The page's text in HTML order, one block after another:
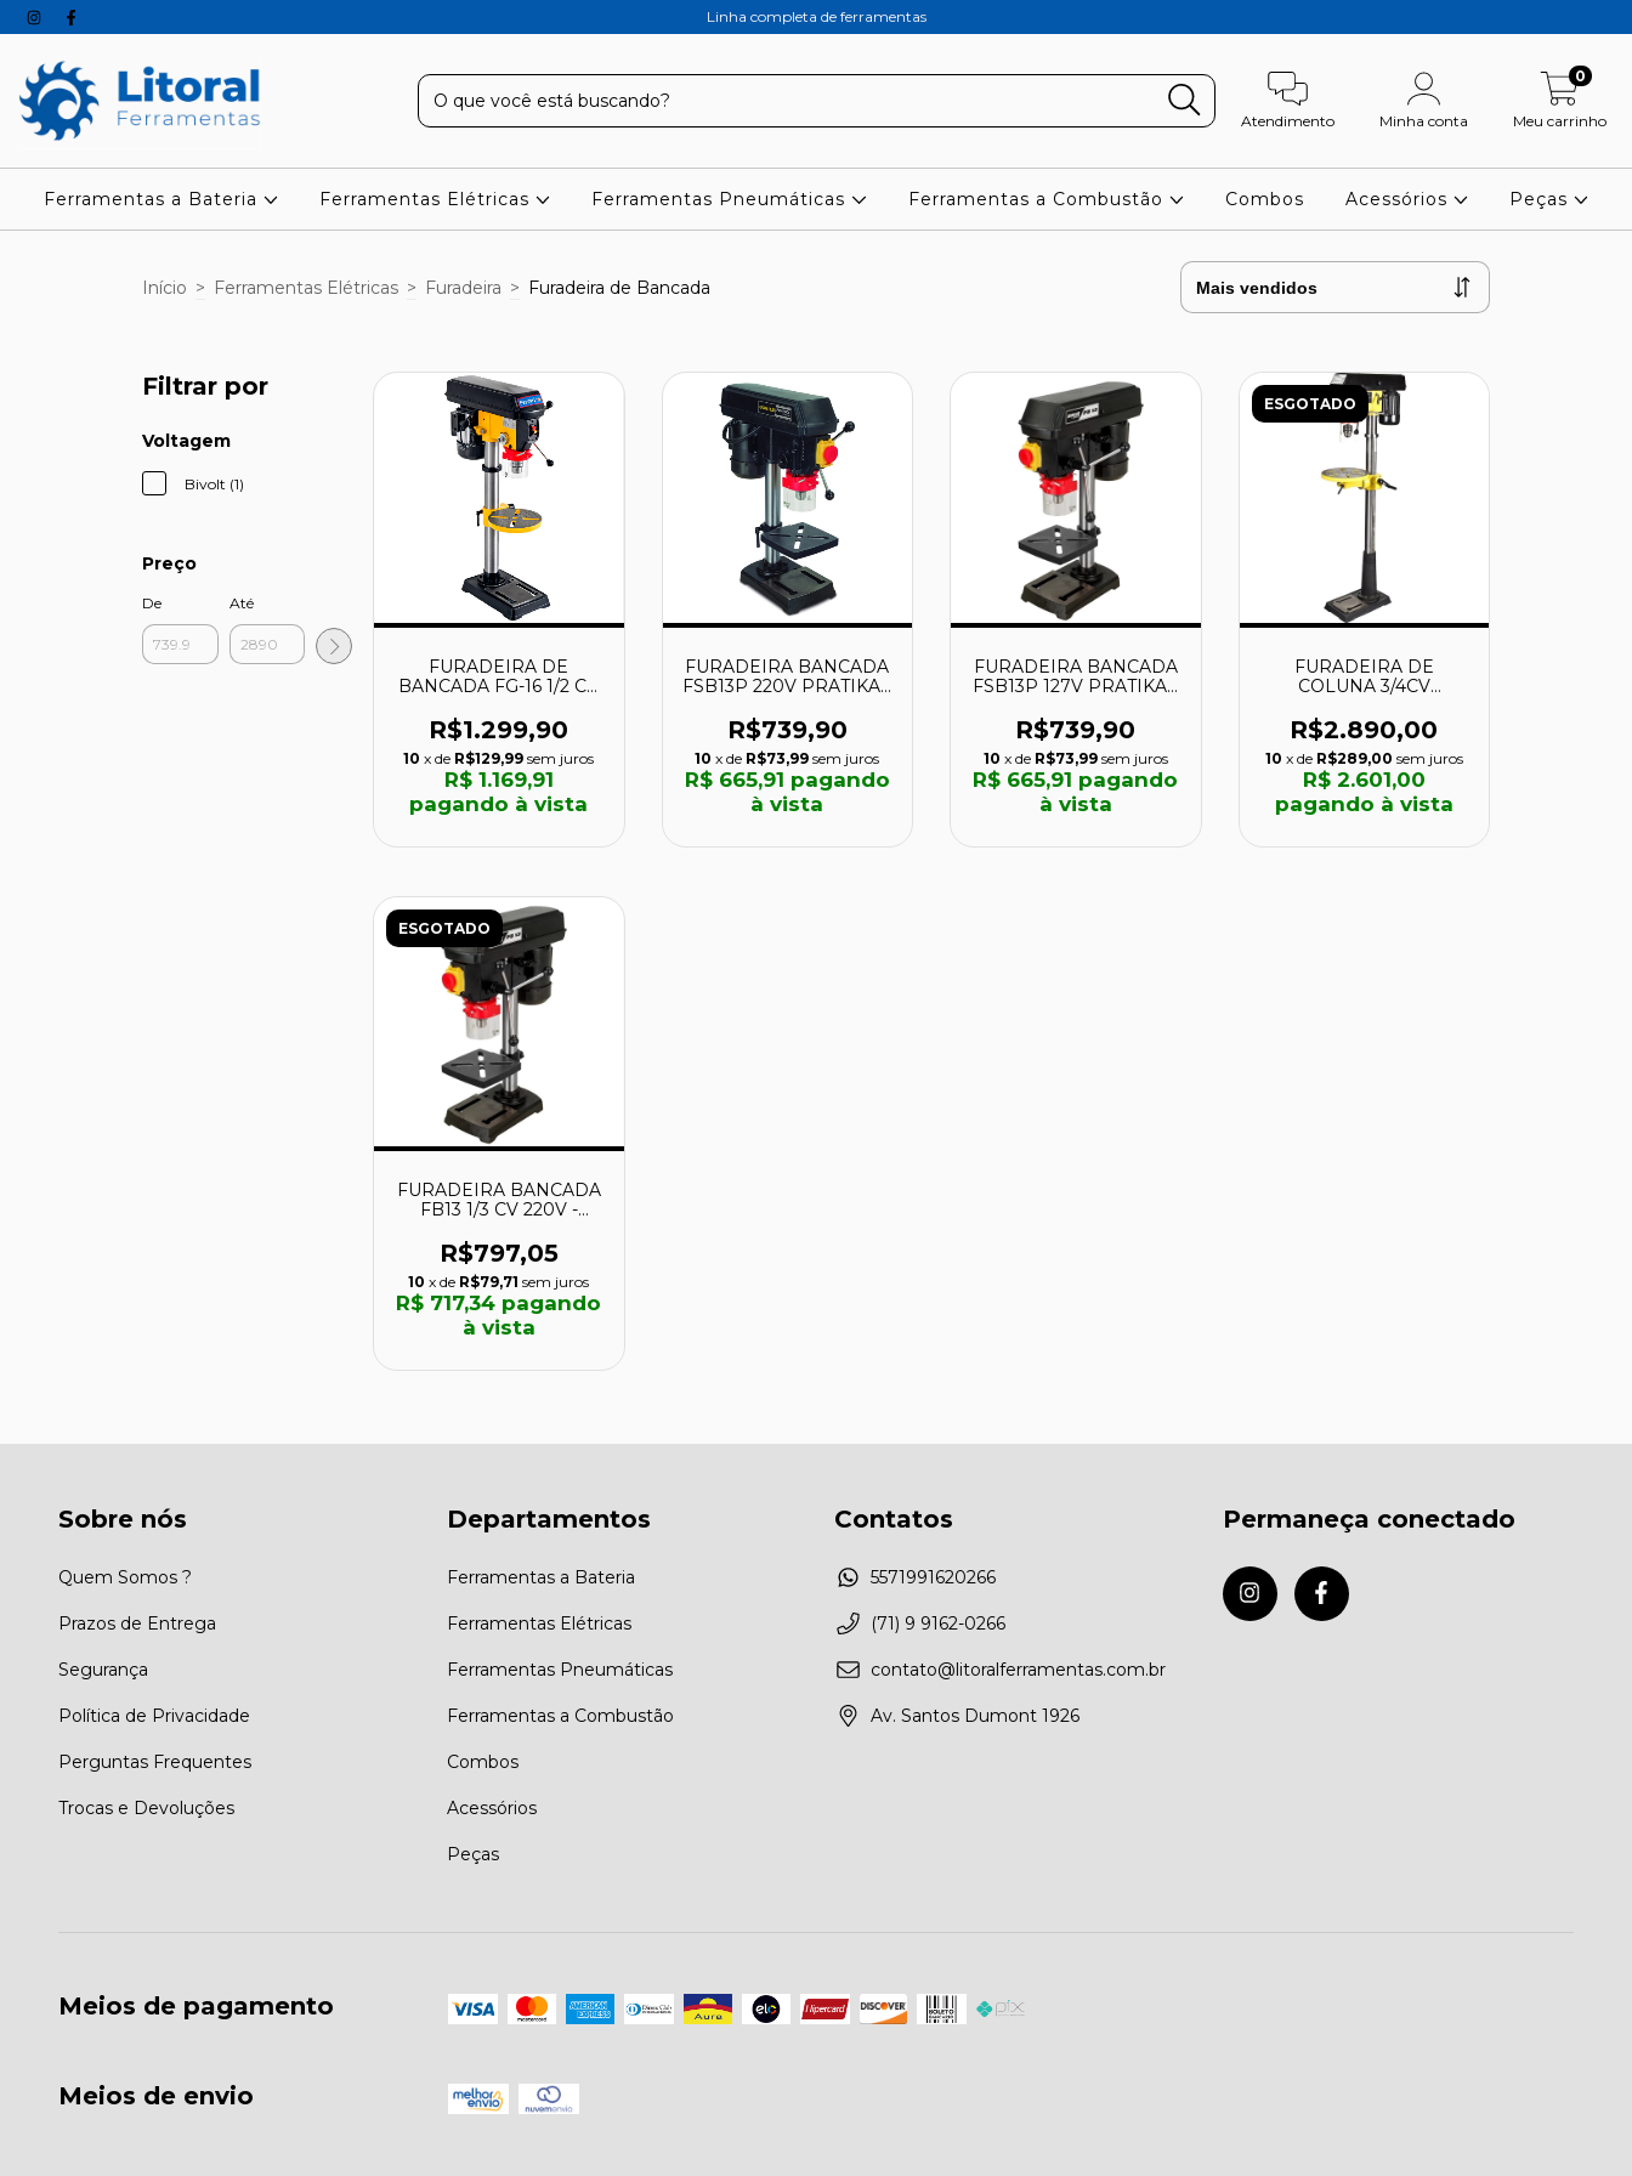
Linha completa de ferramentas
Atendimento Minha conta Meu carrinho
0
Ferramentas a Bateria Ferramentas Elétricas Ferramentas Pneumáticas Ferramentas a Combustão Combos Acessórios Peças
Início > Ferramentas Elétricas > Furadeira > Furadeira de Bancada
Filtrar por
Voltagem
Bivolt (1)
Preço
De Até
FURADEIRA DE
BANCADA FG-16 1/2 CV
FERRARI
R$1.299,90
10 x de R$129,99 sem juros
R$ 1.169,91
pagando à vista
FURADEIRA BANCADA
FSB13P 220V PRATIKA -
R$739,90
10 x de R$73,99 sem juros
R$ 665,91 pagando
à vista
FURADEIRA BANCADA
FSB13P 127V PRATIKA -
R$739,90
10 x de R$73,99 sem juros
R$ 665,91 pagando
à vista
ESGOTADO
FURADEIRA DE
COLUNA 3/4CV
AAF1030001 - FERRARI
R$2.890,00
10 x de R$289,00 sem juros
R$ 2.601,00
pagando à vista
ESGOTADO
FURADEIRA BANCADA
FB13 1/3 CV 220V -
R$797,05
10 x de R$79,71 sem juros
R$ 717,34 pagando
à vista
Sobre nós
Quem Somos ?
Prazos de Entrega
Segurança
Política de Privacidade
Perguntas Frequentes
Trocas e Devoluções
Departamentos
Ferramentas a Bateria
Ferramentas Elétricas
Ferramentas Pneumáticas
Ferramentas a Combustão
Combos
Acessórios
Peças
Contatos
5571991620266
(71) 9 9162-0266
contato@litoralferramentas.com.br
Av. Santos Dumont 1926
Permaneça conectado
Meios de pagamento
Meios de envio